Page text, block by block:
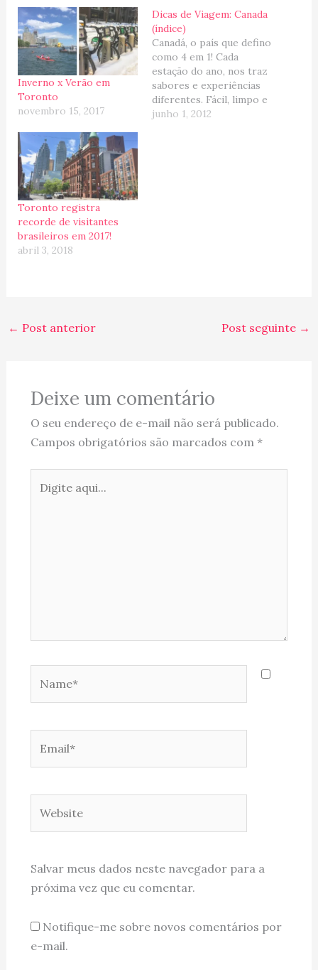
Inverno x Verão em
Toronto
novembro 15, 2017
Dicas de Viagem: Canada
(índice)
Canadá, o país que defino
como 4 em 1! Cada
estação do ano, nos traz
sabores e experiências
diferentes. Fácil, limpo e
acolhedor, um EUA
junho 1, 2012
Toronto registra
recorde de visitantes
brasileiros em 2017!
abril 3, 2018
← Post anterior Post seguinte →
Deixe um comentário
O seu endereço de e-mail não será publicado.
Campos obrigatórios são marcados com *
aqui...
Salvar meus dados neste navegador para a
próxima vez que eu comentar.
Notifique-me sobre novos comentários por
e-mail.